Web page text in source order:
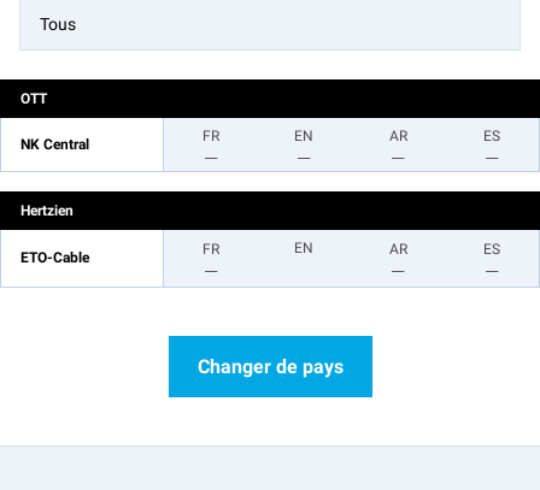
Tous
OTT
NK Central
FR
EN
AR
ES
Hertzien
ETO-Cable
FR
EN
AR
ES
Changer de pays